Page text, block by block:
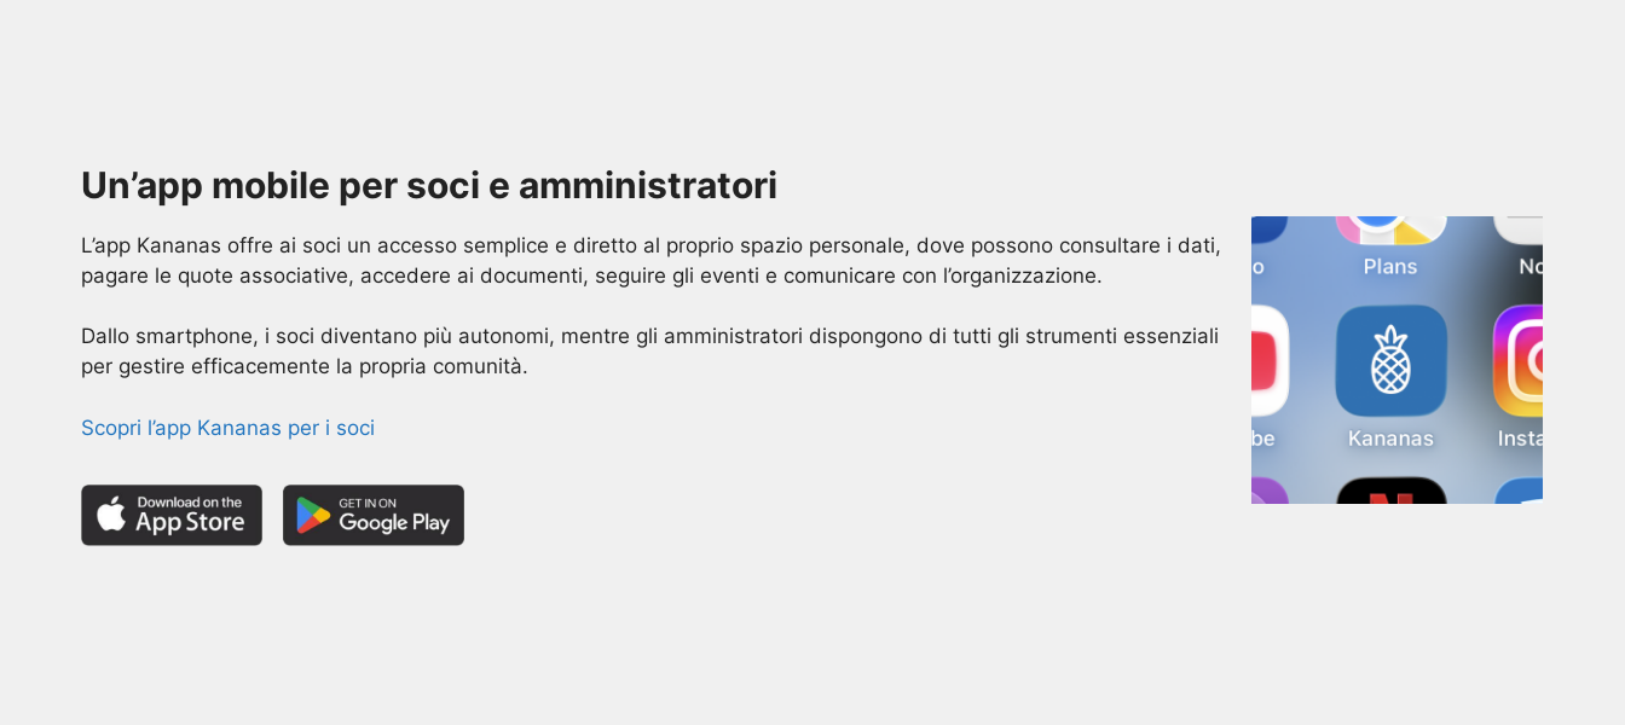
Un’app mobile per soci e amministratori
L’app Kananas offre ai soci un accesso semplice e diretto al proprio spazio personale, dove possono consultare i dati,
pagare le quote associative, accedere ai documenti, seguire gli eventi e comunicare con l’organizzazione.
Dallo smartphone, i soci diventano più autonomi, mentre gli amministratori dispongono di tutti gli strumenti essenziali
per gestire efficacemente la propria comunità.
Scopri l’app Kananas per i soci